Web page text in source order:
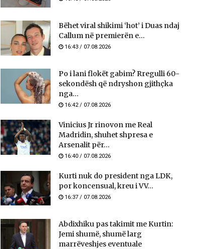
Bëhet viral shikimi ‘hot’ i Duas ndaj
Callum në premierën e...
16:43 / 07.08.2026
Po i lani flokët gabim? Rregulli 60-
sekondësh që ndryshon gjithçka
nga...
16:42 / 07.08.2026
Vinicius Jr rinovon me Real
Madridin, shuhet shpresa e
Arsenalit për...
16:40 / 07.08.2026
Kurti nuk do president nga LDK,
por koncensual, kreu i VV...
16:37 / 07.08.2026
Abdixhiku pas takimit me Kurtin:
Jemi shumë, shumë larg
marrëveshjes eventuale